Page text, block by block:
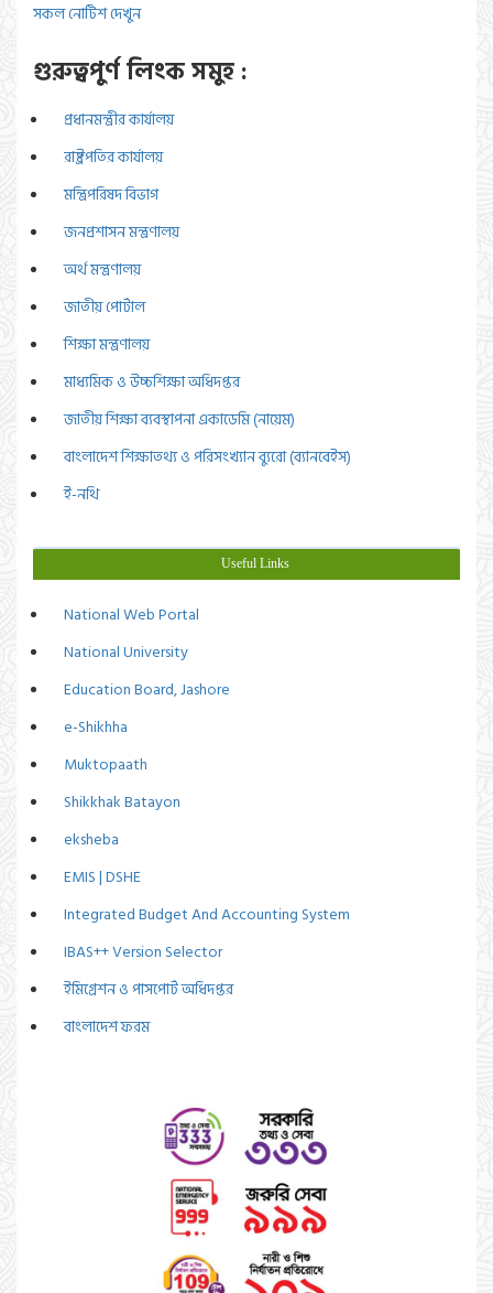
সকল নোটিশ দেখুন
গুরুত্বপুর্ণ লিংক সমুহ :
প্রধানমন্ত্রীর কার্যালয়
রাষ্ট্রপতির কার্যালয়
মন্ত্রিপরিষদ বিভাগ
জনপ্রশাসন মন্ত্রণালয়
অর্থ মন্ত্রণালয়
জাতীয় পোর্টাল
শিক্ষা মন্ত্রণালয়
মাধ্যমিক ও উচ্চশিক্ষা অধিদপ্তর
জাতীয় শিক্ষা ব্যবস্থাপনা একাডেমি (নায়েম)
বাংলাদেশ শিক্ষাতথ্য ও পরিসংখ্যান ব্যুরো (ব্যানবেইস)
ই-নথি
Useful Links
National Web Portal
National University
Education Board, Jashore
e-Shikhha
Muktopaath
Shikkhak Batayon
eksheba
EMIS | DSHE
Integrated Budget And Accounting System
IBAS++ Version Selector
ইমিগ্রেশন ও পাসপোর্ট অধিদপ্তর
বাংলাদেশ ফরম